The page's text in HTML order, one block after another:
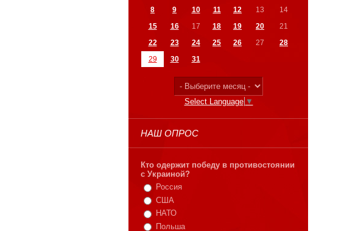
8
9 10 11 12 13
14
15
16 17 18 19 20
21
22
23 24 25 26 27
28
29
30 31
Select Language ▼
НАШ ОПРОС
Кто одержит победу в противостоянии
с Украиной?
Россия
США
НАТО
Польша